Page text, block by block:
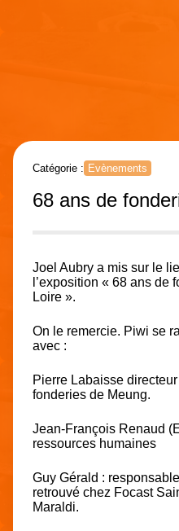
Catégorie : Evènements
68 ans de
Joel Aubry a mis sur le
l’exposition « 68 ans de
Loire ».
On le remercie. Piwi se
avec :
Pierre Labaisse
fonderies de Meung.
Jean-François Renaud
ressources humaines
Guy Gérald :
retrouvé chez Focast
Maraldi.